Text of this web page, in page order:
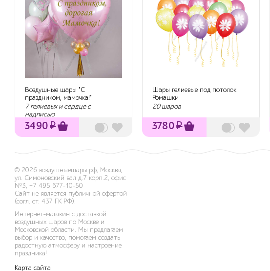
Воздушные шары "С
праздником, мамочка!"
7 гелиевых и сердце с
надписью
3490₽
Шары гелиевые под потолок
Ромашки
20 шаров
3780₽
© 2026 воздушныешары.рф, Москва,
ул. Симоновский вал д.7 корп.2, офис
№3, +7 495 677-10-50
Сайт не является публичной офертой
(согл. ст. 437 ГК РФ).
Интернет-магазин с доставкой
воздушных шаров по Москве и
Московской области. Мы предлагаем
выбор и качество, помогаем создать
радостную атмосферу и настроение
праздника!
Карта сайта